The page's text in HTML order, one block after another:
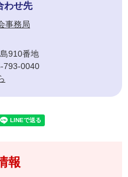
わせ先
事務局
910番地
793-0040
報